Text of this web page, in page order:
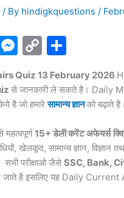
/ By hindigkquestions /
a
M
e
s
s
n
g
er
C
p
y
Li
n
k
ar
e
Quiz 13 February 2026
से जानकारी ले सकते है। Daily
है जो हमारेसामान्य ज्ञानको बढ़ाते है।
15+ डेली करेंट अफेयर्स
खेलकूद, सामान्य ज्ञान,
परीक्षाओ जैसे SSC, Bank,
है इसलिए यह Daily Current